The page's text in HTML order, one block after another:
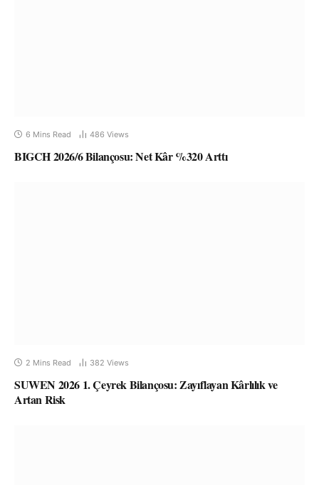
6 Mins Read 486 Views
BIGCH 2026/6 Bilançosu: Net Kâr %320 Arttı
2 Mins Read 382 Views
SUWEN 2026 1. Çeyrek Bilançosu: Zayıflayan Kârlılık ve
Artan Risk